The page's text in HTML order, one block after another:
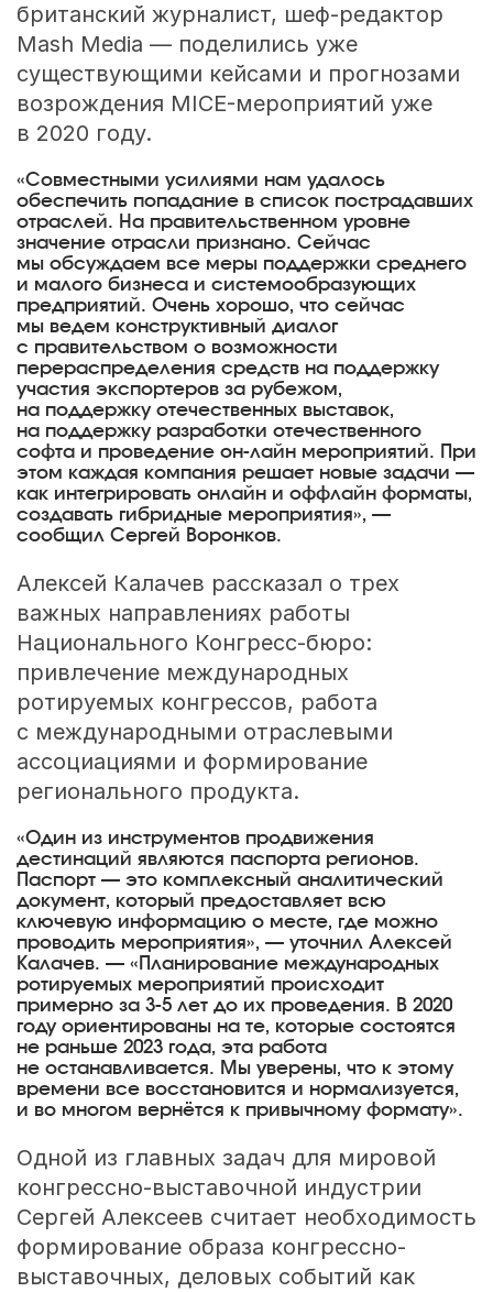
британский журналист, шеф-редактор
Mash Media — поделились уже
существующими кейсами и прогнозами
возрождения MICE-мероприятий уже
в 2020 году.
«Совместными усилиями нам удалось
обеспечить попадание в список пострадавших
отраслей. На правительственном уровне
значение отрасли признано. Сейчас
мы обсуждаем все меры поддержки среднего
и малого бизнеса и системообразующих
предприятий. Очень хорошо, что сейчас
мы ведем конструктивный диалог
с правительством о возможности
перераспределения средств на поддержку
участия экспортеров за рубежом,
на поддержку отечественных выставок,
на поддержку разработки отечественного
софта и проведение он-лайн мероприятий. При
этом каждая компания решает новые задачи —
как интегрировать онлайн и оффлайн форматы,
создавать гибридные мероприятия», —
сообщил Сергей Воронков.
Алексей Калачев рассказал о трех
важных направлениях работы
Национального Конгресс-бюро:
привлечение международных
ротируемых конгрессов, работа
с международными отраслевыми
ассоциациями и формирование
регионального продукта.
«Один из инструментов продвижения
дестинаций являются паспорта регионов.
Паспорт — это комплексный аналитический
документ, который предоставляет всю
ключевую информацию о месте, где можно
проводить мероприятия», — уточнил Алексей
Калачев. — «Планирование международных
ротируемых мероприятий происходит
примерно за 3-5лет до их проведения. В 2020
году ориентированы на те, которые состоятся
не раньше 2023 года, эта работа
не останавливается. Мы уверены, что к этому
времени все восстановится и нормализуется,
и во многом вернётся к привычному формату».
Одной из главных задач для мировой
конгрессно-выставочной индустрии
Сергей Алексеев считает необходимость
формирование образа конгрессно-
выставочных, деловых событий как